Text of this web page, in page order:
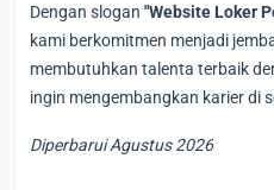
Dengan slogan "Website Loker
kami berkomitmen menjadi
membutuhkan talenta terbaik
ingin mengembangkan karier di
Diperbarui Agustus 2026